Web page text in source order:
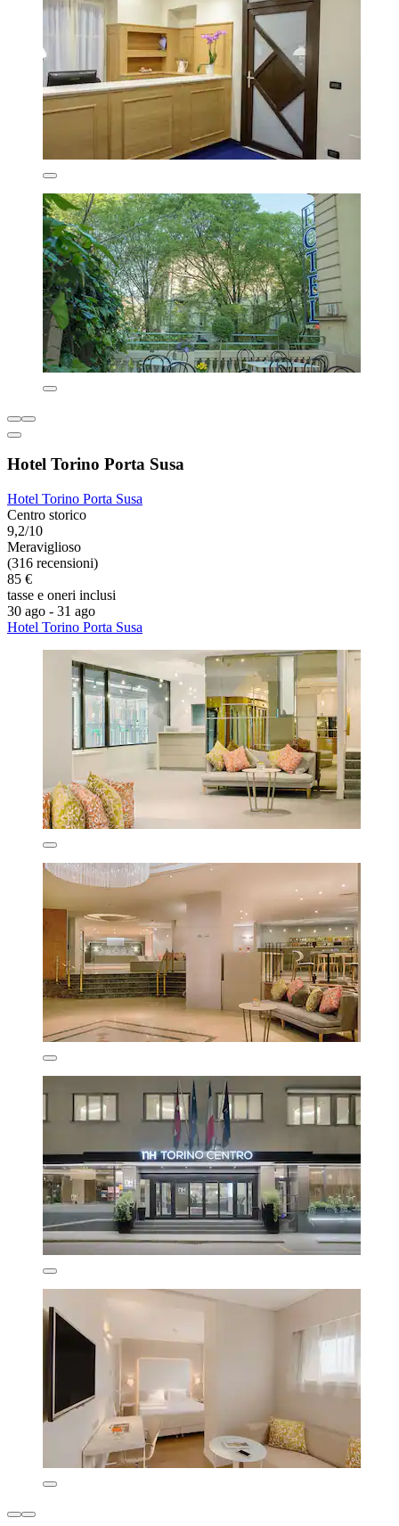
Hotel Torino Porta Susa
Hotel Torino Porta Susa
Centro storico
9,2/10
Meraviglioso
(316 recensioni)
85 €
tasse e oneri inclusi
30 ago - 31 ago
Hotel Torino Porta Susa